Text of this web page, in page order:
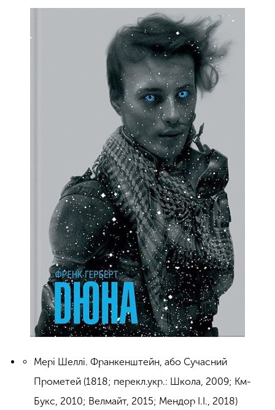
Мері Шеллі. Франкенштейн, або Сучасний
Прометей (1818; перекл.укр.: Школа, 2009; Км-
Букс, 2010; Велмайт, 2015; Мендор І.І., 2018)